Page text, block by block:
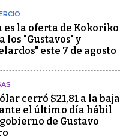
es la oferta de Kokoriko
los "Gustavos" y
este 7 de agosto
cerró $21,81 a la baja
el último día hábil
de Gustavo